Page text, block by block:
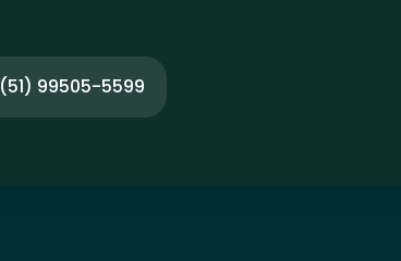
(51) 99505-5599